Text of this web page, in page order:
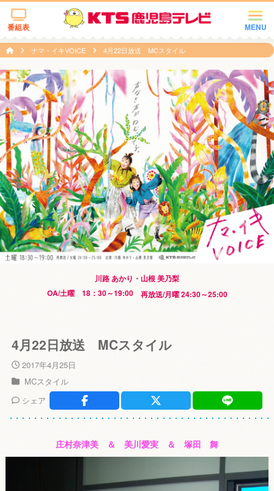
MENU
番組表
ナマ・イキVOICE 4月22日放送 MCスタイル
川路 あかり・山根 美乃梨
OA/土曜 18：30～19:00 再放送/月曜 24:30～25:00
4月22日放送 MCスタイル
2017年4月25日
MCスタイル
シェア
庄村奈津美 ＆ 美川愛実 ＆ 塚田 舞